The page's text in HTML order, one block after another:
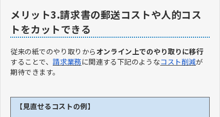
メリット3.請求書の郵送コストや人的コス
トをカットできる
従来の紙でのやり取りからオンライン上でのやり取りに移行
することで、請求業務に関連する下記のようなコスト削減が
期待できます。
【見直せるコストの例】